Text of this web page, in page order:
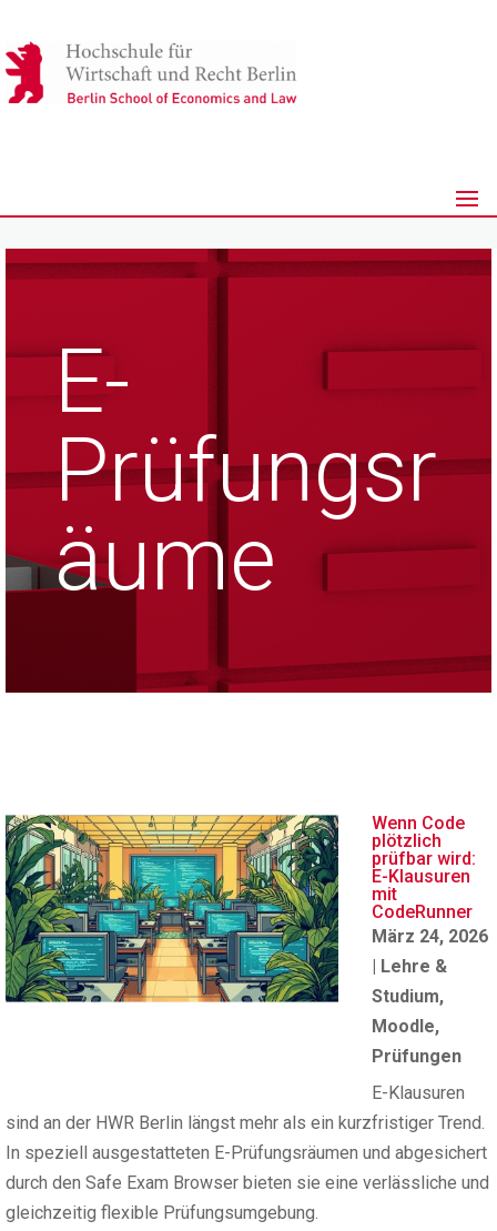
E-
Prüfungsr
äume
Wenn Code
plötzlich
prüfbar wird:
E-Klausuren
mit
CodeRunner
März 24, 2026
| Lehre &
Studium,
Moodle,
Prüfungen
E-Klausuren
sind an der HWR Berlin längst mehr als ein kurzfristiger Trend.
In speziell ausgestatteten E-Prüfungsräumen und abgesichert
durch den Safe Exam Browser bieten sie eine verlässliche und
gleichzeitig flexible Prüfungsumgebung.